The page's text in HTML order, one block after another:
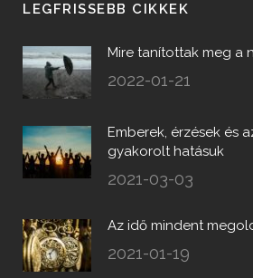
LEGFRISSEBB CIKKEK
Mire tanítottak meg a
2022-01-21
Emberek, érzések és
gyakorolt hatásuk
2021-03-03
Az idő mindent
2021-01-19